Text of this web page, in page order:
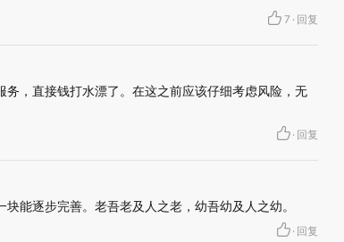
7 · 回复
，直接钱打水漂了。在这之前应该仔细考虑风险，无
· 回复
能逐步完善。老吾老及人之老，幼吾幼及人之幼。
· 回复